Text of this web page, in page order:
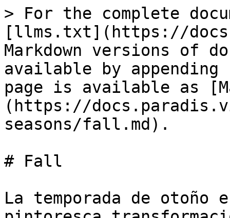
> For the complete
[llms.txt](https://
Markdown versions of
available by
page is available as
(https://
seasons/fall.md).
# Fall
La temporada de otoño